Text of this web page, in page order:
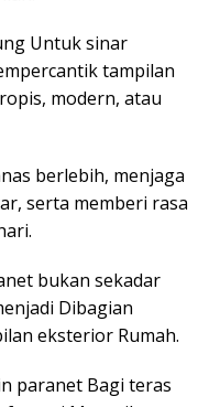
Untuk sinar
tampilan
modern, atau
berlebih, menjaga
serta memberi rasa
bukan sekadar
Dibagian
eksterior Rumah.
paranet Bagi teras